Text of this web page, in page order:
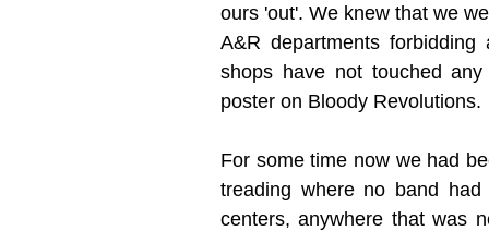
ours 'out'. We knew that we
A&R departments
shops have not touched
poster on Bloody Revolutions.
For some time now we had
treading where no band
centers, anywhere that was